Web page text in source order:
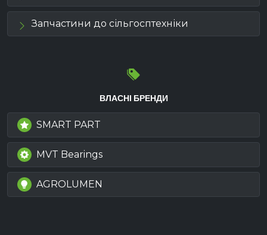
Запчастини до сільгосптехніки
ВЛАСНІ БРЕНДИ
SMART PART
MVT Bearings
AGROLUMEN